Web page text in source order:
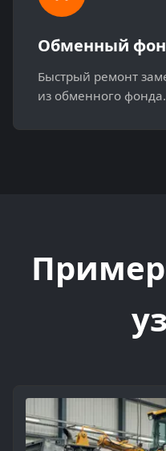
Обменный
Быстрый ремонт
из обменного фонда.